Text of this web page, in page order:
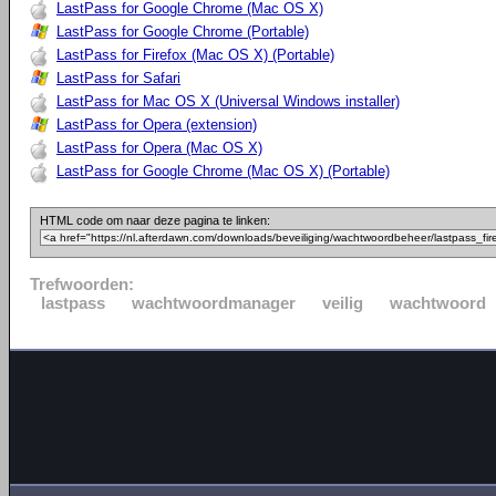
LastPass for Google Chrome (Mac OS X)
LastPass for Google Chrome (Portable)
LastPass for Firefox (Mac OS X) (Portable)
LastPass for Safari
LastPass for Mac OS X (Universal Windows installer)
LastPass for Opera (extension)
LastPass for Opera (Mac OS X)
LastPass for Google Chrome (Mac OS X) (Portable)
HTML code om naar deze pagina te linken:
Trefwoorden:
lastpass
wachtwoordmanager veilig wachtwoord